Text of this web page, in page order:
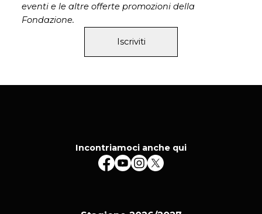
eventi e le altre offerte promozioni della
Fondazione.
Iscriviti
Incontriamoci anche qui